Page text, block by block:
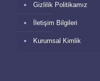
Gizlilik Politikamız
İletişim Bilgileri
Kurumsal Kimlik